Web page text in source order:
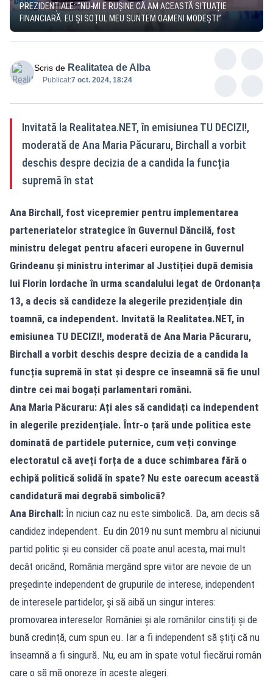
PREZIDENȚIALE: ”NU-MI E RUȘINE CĂ AM ACEASTĂ SITUAȚIE
FINANCIARĂ. EU ȘI SOȚUL MEU SUNTEM OAMENI MODEȘTI”
Scris de Realitatea de Alba
Publicat:7 oct. 2024, 18:24
Invitată la Realitatea.NET, în emisiunea TU DECIZI!,
moderată de Ana Maria Păcuraru, Birchall a vorbit
deschis despre decizia de a candida la funcția
supremă în stat
Ana Birchall, fost vicepremier pentru implementarea
parteneriatelor strategice în Guvernul Dăncilă, fost
ministru delegat pentru afaceri europene în Guvernul
Grindeanu și ministru interimar al Justiției după demisia
lui Florin Iordache în urma scandalului legat de Ordonanța
13, a decis să candideze la alegerile prezidențiale din
toamnă, ca independent. Invitată la Realitatea.NET, în
emisiunea TU DECIZI!, moderată de Ana Maria Păcuraru,
Birchall a vorbit deschis despre decizia de a candida la
funcția supremă în stat și despre ce înseamnă să fie unul
dintre cei mai bogați parlamentari români.
Ana Maria Păcuraru: Ați ales să candidați ca independent
în alegerile prezidențiale. Într-o țară unde politica este
dominată de partidele puternice, cum veți convinge
electoratul că aveți forța de a duce schimbarea fără o
echipă politică solidă în spate? Nu este oarecum această
candidatură mai degrabă simbolică?
Ana Birchall: În niciun caz nu este simbolică. Da, am decis să
candidez independent. Eu din 2019 nu sunt membru al niciunui
partid politic și eu consider că poate anul acesta, mai mult
decât oricând, România mergând spre viitor are nevoie de un
președinte independent de grupurile de interese, independent
de interesele partidelor, și să aibă un singur interes:
promovarea intereselor României și ale românilor cinstiți și de
bună credință, cum spun eu. Iar a fi independent să știți că nu
înseamnă a fi singură. Nu, eu am în spate votul fiecărui român
care o să mă onoreze în aceste alegeri.